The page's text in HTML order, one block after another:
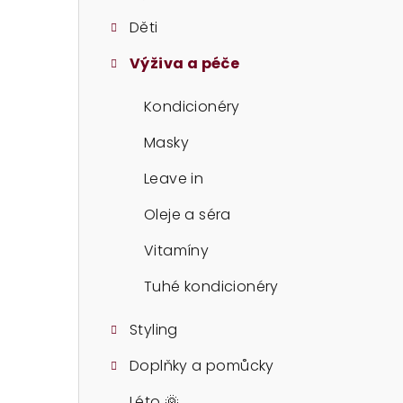
Děti
Výživa a péče
Kondicionéry
Masky
Leave in
Oleje a séra
Vitamíny
Tuhé kondicionéry
Styling
Doplňky a pomůcky